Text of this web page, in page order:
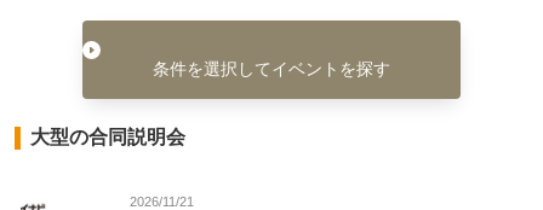
条件を選択してイベントを探す
大型の合同説明会
2026/11/21